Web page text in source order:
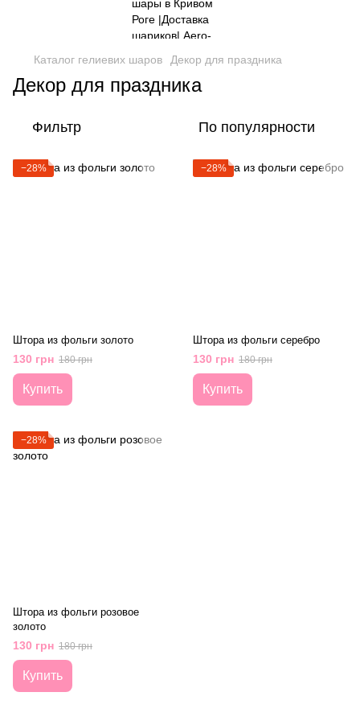
Каталог гелиевих шаров Декор для праздника
Декор для праздника
Фильтр По популярности
−28%
Штора из фольги золото
130 грн 180 грн
Купить
−28%
Штора из фольги серебро
130 грн 180 грн
Купить
−28%
Штора из фольги розовое
золото
130 грн 180 грн
Купить